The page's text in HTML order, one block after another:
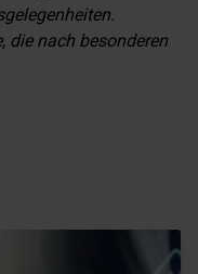
die nach besonderen